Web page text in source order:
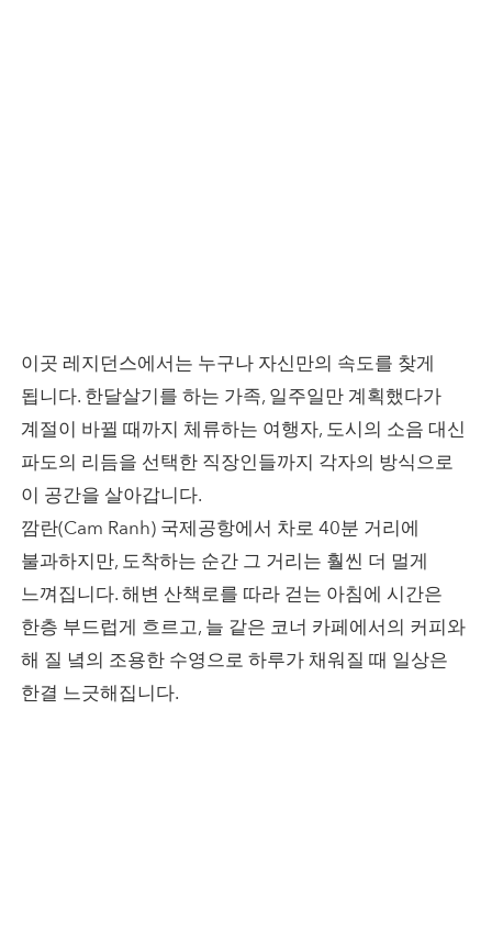
이곳 레지던스에서는 누구나 자신만의 속도를 찾게
됩니다. 한달살기를 하는 가족, 일주일만 계획했다가
계절이 바뀔 때까지 체류하는 여행자, 도시의 소음 대신
파도의 리듬을 선택한 직장인들까지 각자의 방식으로
이 공간을 살아갑니다.
깜란(Cam Ranh) 국제공항에서 차로 40분 거리에
불과하지만, 도착하는 순간 그 거리는 훨씬 더 멀게
느껴집니다. 해변 산책로를 따라 걷는 아침에 시간은
한층 부드럽게 흐르고, 늘 같은 코너 카페에서의 커피와
해 질 녘의 조용한 수영으로 하루가 채워질 때 일상은
한결 느긋해집니다.